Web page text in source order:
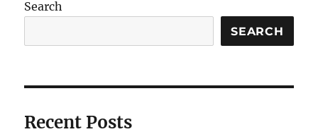
Search
SEARCH
Recent Posts